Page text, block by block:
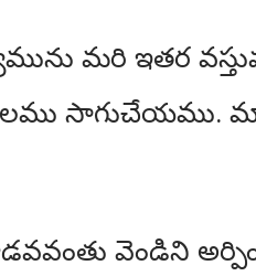
మరి ఇతర
సాగుచేయము.
వెండిని